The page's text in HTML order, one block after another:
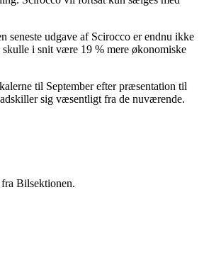
seneste udgave af Scirocco er endnu ikke
i snit være 19 % mere økonomiske
til September efter præsentation til
sig væsentligt fra de nuværende.
Bilsektionen.